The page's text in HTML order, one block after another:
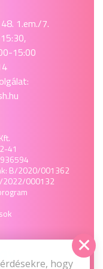
1.em./7.
15:00
41
B/2020/001362
2022/000132
hogy